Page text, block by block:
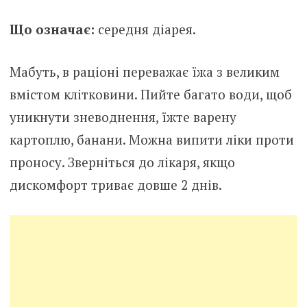
Що означає: середня діарея.
Мабуть, в раціоні переважає їжа з великим
вмістом клітковини. Пийте багато води, щоб
уникнути зневоднення, їжте варену
картоплю, банани. Можна випити ліки проти
проносу. Зверніться до лікаря, якщо
дискомфорт триває довше 2 днів.